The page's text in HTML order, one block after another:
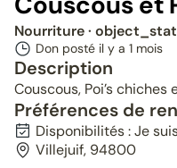
Nourriture·
Don posté il y a 1 mois
Description
Couscous, Poi’s
Préférences de
Disponibilités : Je
Villejuif, 94800